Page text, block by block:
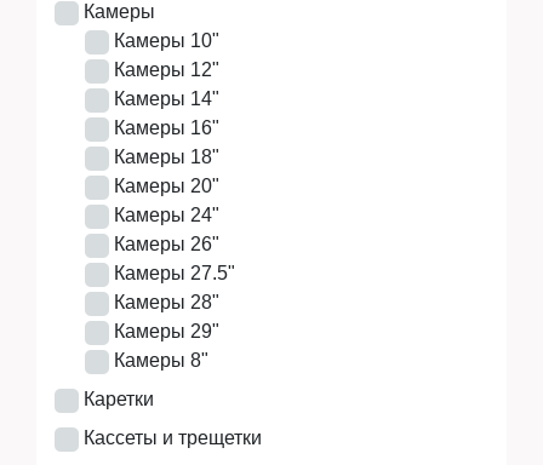
Мототехника
Мототехника
Камеры
Камеры 10"
Камеры 12"
Камеры 14"
Камеры 16"
Камеры 18"
Камеры 20"
Камеры 24"
Камеры 26"
Камеры 27.5"
Камеры 28"
Камеры 29"
Камеры 8"
Каретки
Кассеты и трещетки